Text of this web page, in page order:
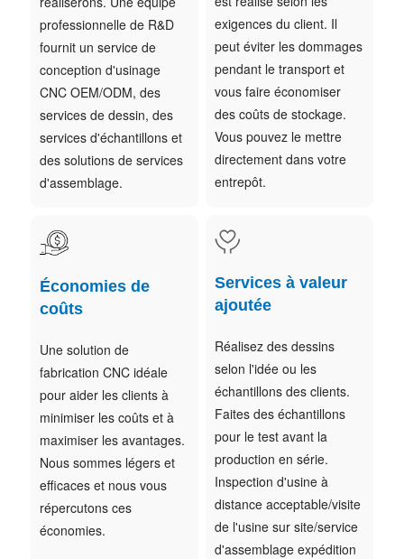
professionnelle de R&D
fournit un service de
conception d'usinage
CNC OEM/ODM, des
services de dessin, des
services d'échantillons et
des solutions de services
d'assemblage.
exigences du client. Il
peut éviter les dommages
pendant le transport et
vous faire économiser
des coûts de stockage.
Vous pouvez le mettre
directement dans votre
entrepôt.
Économies de
coûts
Une solution de
fabrication CNC idéale
pour aider les clients à
minimiser les coûts et à
maximiser les avantages.
Nous sommes légers et
efficaces et nous vous
répercutons ces
économies.
Services à valeur
ajoutée
Réalisez des dessins
selon l'idée ou les
échantillons des clients.
Faites des échantillons
pour le test avant la
production en série.
Inspection d'usine à
distance acceptable/visite
de l'usine sur site/service
d'assemblage expédition